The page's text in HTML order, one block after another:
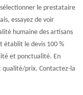
le prestataire
essayez de voir
humaine des artisans
établit le devis 100 %
et ponctualité. En
prix. Contactez-la